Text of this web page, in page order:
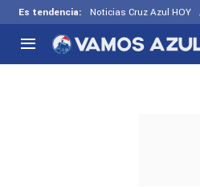
Es tendencia: Noticias Cruz Azul HOY